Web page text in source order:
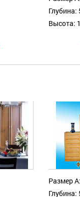
Высота:
Размер